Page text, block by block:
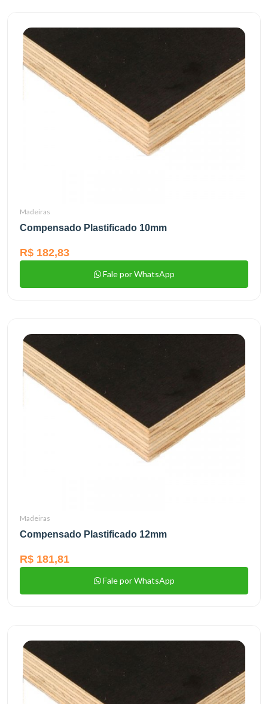
Madeiras
Compensado Plastificado 10mm
R$ 182,83
Fale por WhatsApp
Madeiras
Compensado Plastificado 12mm
R$ 181,81
Fale por WhatsApp